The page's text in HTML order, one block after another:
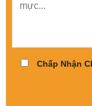
Chấp Nhận